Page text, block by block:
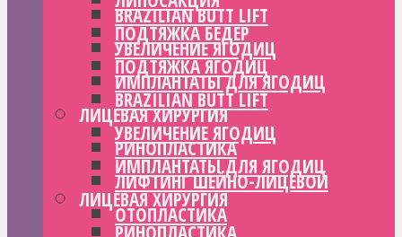
BRAZILIAN BUTT LIFT
УВЕЛИЧЕНИЕ ЯГОДИЦ
ИМПЛАНТАТЫ ДЛЯ ЯГОДИЦ
ЛИЦЕВАЯ ХИРУРГИЯ
РИНОПЛАСТИКА
ЛИФТИНГ ШЕЙНО-ЛИЦЕВОЙ
ОТОПЛАСТИКА
ПОДТЯЖКА БЕДЕР
ПОДТЯЖКА ЯГОДИЦ
BRAZILIAN BUTT LIFT
УВЕЛИЧЕНИЕ ЯГОДИЦ
ИМПЛАНТАТЫ ДЛЯ ЯГОДИЦ
ЛИЦЕВАЯ ХИРУРГИЯ